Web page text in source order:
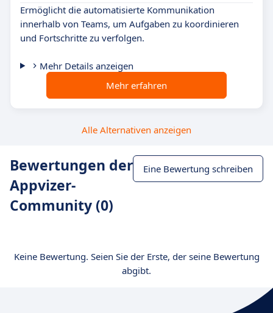
Ermöglicht die automatisierte Kommunikation
innerhalb von Teams, um Aufgaben zu koordinieren
und Fortschritte zu verfolgen.
Mehr Details anzeigen
Mehr erfahren
Alle Alternativen anzeigen
Bewertungen der
Appvizer-
Community (0)
Eine Bewertung schreiben
Keine Bewertung. Seien Sie der Erste, der seine Bewertung
abgibt.